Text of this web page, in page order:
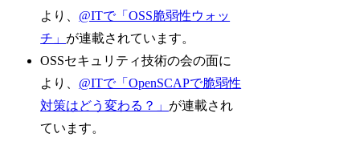
より、 @ITで「OSS脆弱性ウォッ
チ」 が連載されています。
OSSセキュリティ技術の会の面に
より、 @ITで「OpenSCAPで脆弱性
対策はどう変わる？」 が連載され
ています。